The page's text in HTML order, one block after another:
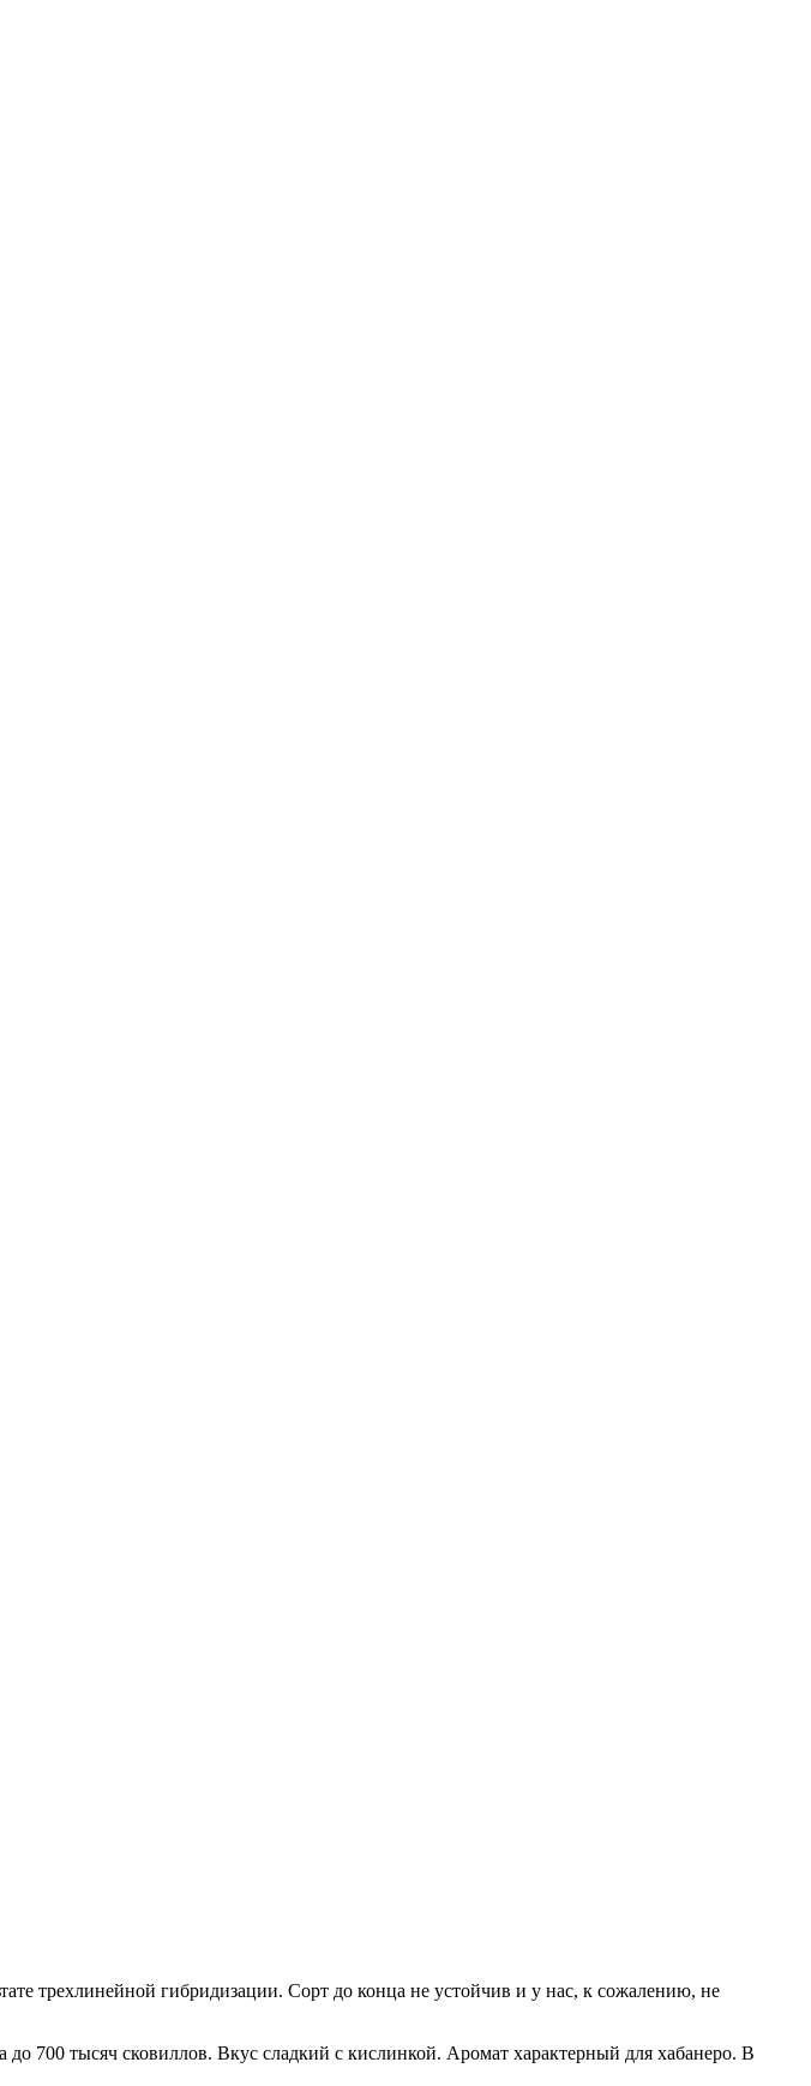
трехлинейной гибридизации. Сорт до конца не устойчив и у нас, к сожалению, не
700 тысяч сковиллов. Вкус сладкий с кислинкой. Аромат характерный для хабанеро. В